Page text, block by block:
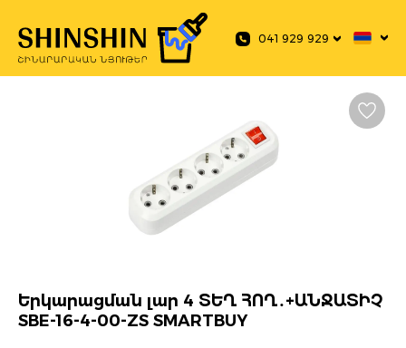
041 929 929
Երկարացման լար 4 ՏԵՂ ՀՈՂ․+ԱՆՋԱՏԻՉ
SBE-16-4-00-ZS SMARTBUY